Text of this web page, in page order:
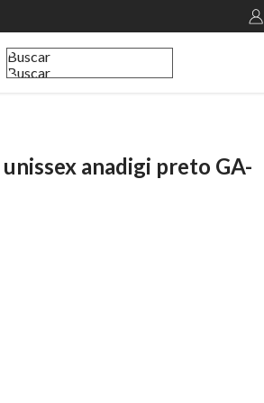
Buscar
Buscar
anadigi preto GA-